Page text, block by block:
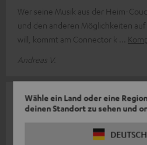
Wähle ein Land oder eine
deinen Standort zu sehen und
Wer seine Musik aus der Heim-
und den anderen Möglichkeiten
will, kommt am Connector k
Andreas V.
Konnte damit aus meinem Yamaha